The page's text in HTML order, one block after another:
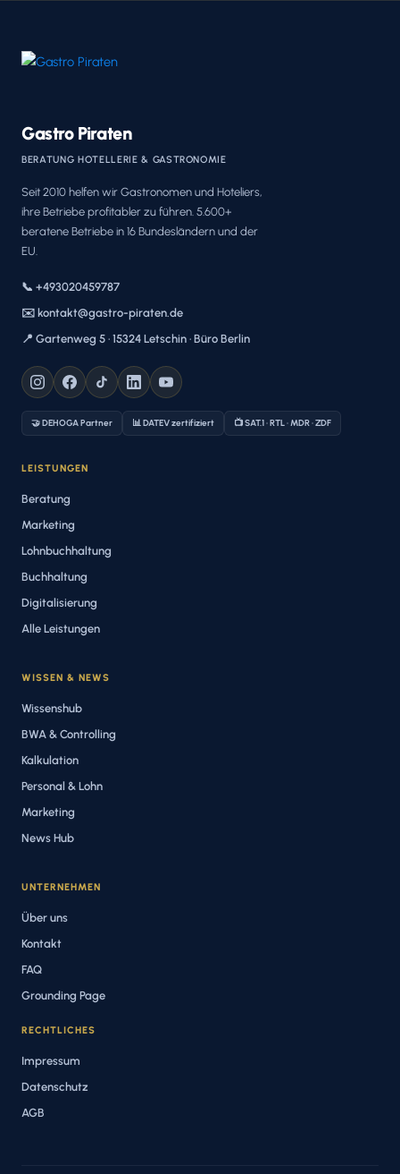
Gastro Piraten
BERATUNG HOTELLERIE & GASTRONOMIE
Seit 2010 helfen wir Gastronomen und Hoteliers,
ihre Betriebe profitabler zu führen. 5.600+
beratene Betriebe in 16 Bundesländern und der
EU.
📞 +493020459787
✉️ kontakt@gastro-piraten.de
📍 Gartenweg 5 · 15324 Letschin · Büro Berlin
🤝 DEHOGA Partner 📊 DATEV zertifiziert 📺 SAT.1 · RTL · MDR · ZDF
LEISTUNGEN
Beratung
Marketing
Lohnbuchhaltung
Buchhaltung
Digitalisierung
Alle Leistungen
WISSEN & NEWS
Wissenshub
BWA & Controlling
Kalkulation
Personal & Lohn
Marketing
News Hub
UNTERNEHMEN
Über uns
Kontakt
FAQ
Grounding Page
RECHTLICHES
Impressum
Datenschutz
AGB